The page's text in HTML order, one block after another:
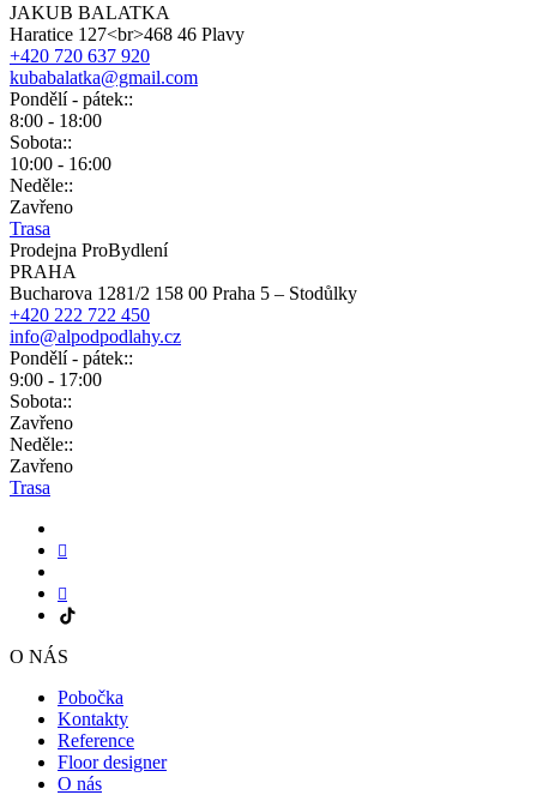
JAKUB BALATKA
Haratice 127<br>468 46 Plavy
+420 720 637 920
kubabalatka@gmail.com
Pondělí - pátek::
8:00 - 18:00
Sobota::
10:00 - 16:00
Neděle::
Zavřeno
Trasa
Prodejna ProBydlení
PRAHA
Bucharova 1281/2 158 00 Praha 5 – Stodůlky
+420 222 722 450
info@alpodpodlahy.cz
Pondělí - pátek::
9:00 - 17:00
Sobota::
Zavřeno
Neděle::
Zavřeno
Trasa
O NÁS
Pobočka
Kontakty
Reference
Floor designer
O nás